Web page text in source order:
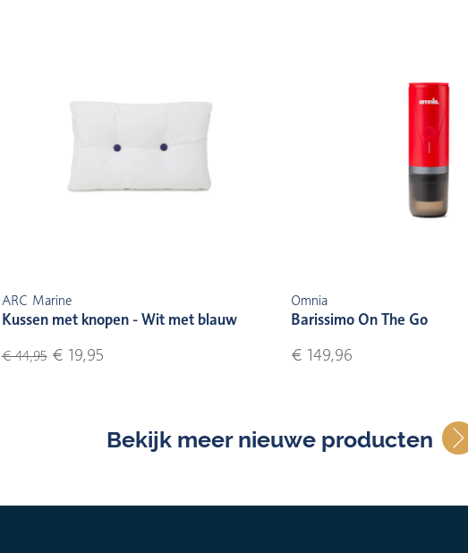
ARC Marine
Kussen met knopen - Wit met blauw
€ 44,95€ 19,95
Omnia
Barissimo On The Go
€ 149,96
Bekijk meer nieuwe producten